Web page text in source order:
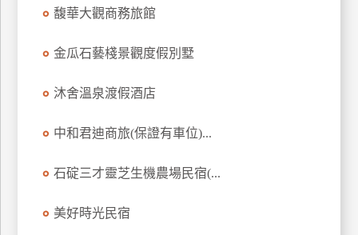
馥華大觀商務旅館
金瓜石藝棧景觀度假別墅
沐舍溫泉渡假酒店
中和君迪商旅(保證有車位)...
石碇三才靈芝生機農場民宿(...
美好時光民宿